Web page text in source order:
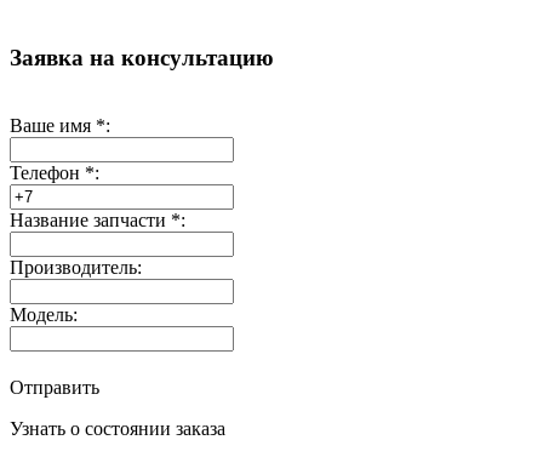
Заявка на консультацию
Ваше имя *:
Телефон *:
Название запчасти *:
Производитель:
Модель:
Отправить
Узнать о состоянии заказа